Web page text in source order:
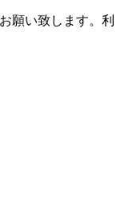
願い致します。利